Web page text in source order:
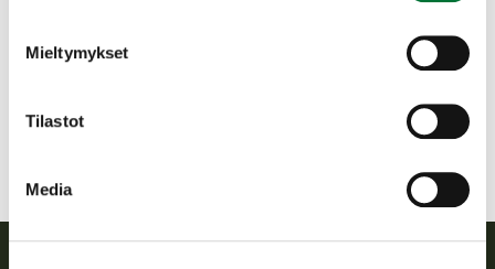
Mieltymykset
Tilastot
Media
Petri Räsänen 0400528579